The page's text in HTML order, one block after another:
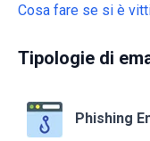
Cosa fare se si è
Tipologie di
Phishing